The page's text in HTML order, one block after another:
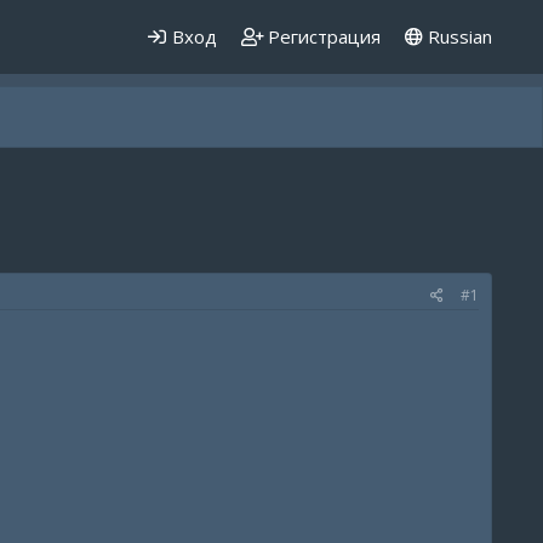
Вход Регистрация Russian
#1